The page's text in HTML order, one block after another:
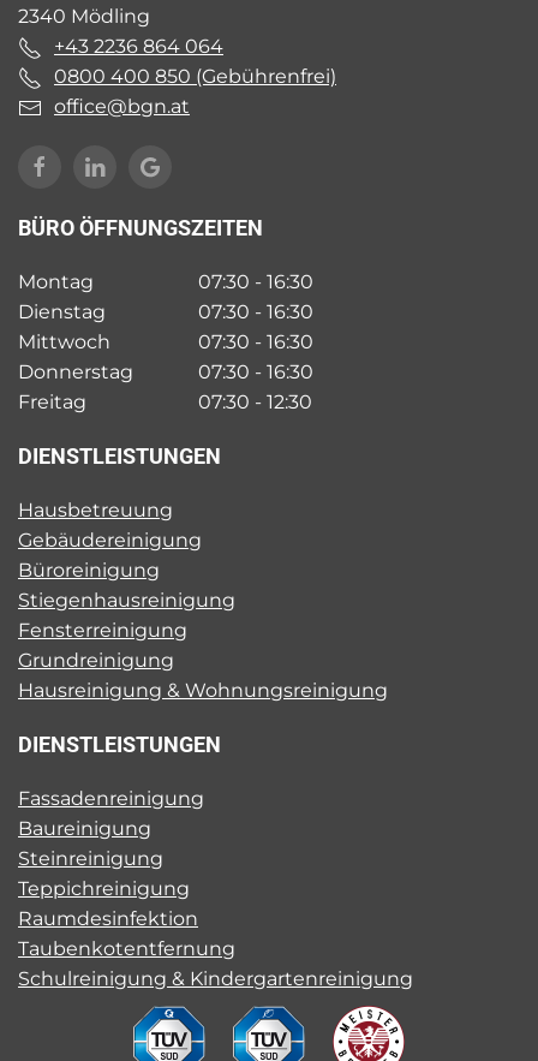
2340 Mödling
+43 2236 864 064
0800 400 850 (Gebührenfrei)
office@bgn.at
BÜRO ÖFFNUNGSZEITEN
Montag
07:30 - 16:30
Dienstag
07:30 - 16:30
Mittwoch
07:30 - 16:30
Donnerstag
07:30 - 16:30
Freitag
07:30 - 12:30
DIENSTLEISTUNGEN
Hausbetreuung
Gebäudereinigung
Büroreinigung
Stiegenhausreinigung
Fensterreinigung
Grundreinigung
Hausreinigung & Wohnungsreinigung
DIENSTLEISTUNGEN
Fassadenreinigung
Baureinigung
Steinreinigung
Teppichreinigung
Raumdesinfektion
Taubenkotentfernung
Schulreinigung & Kindergartenreinigung